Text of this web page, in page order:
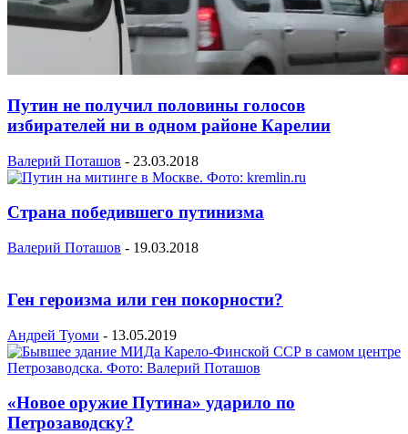
Путин не получил половины голосов
избирателей ни в одном районе Карелии
Валерий Поташов - 23.03.2018
Страна победившего путинизма
Валерий Поташов - 19.03.2018
Ген героизма или ген покорности?
Андрей Туоми - 13.05.2019
«Новое оружие Путина» ударило по
Петрозаводску?